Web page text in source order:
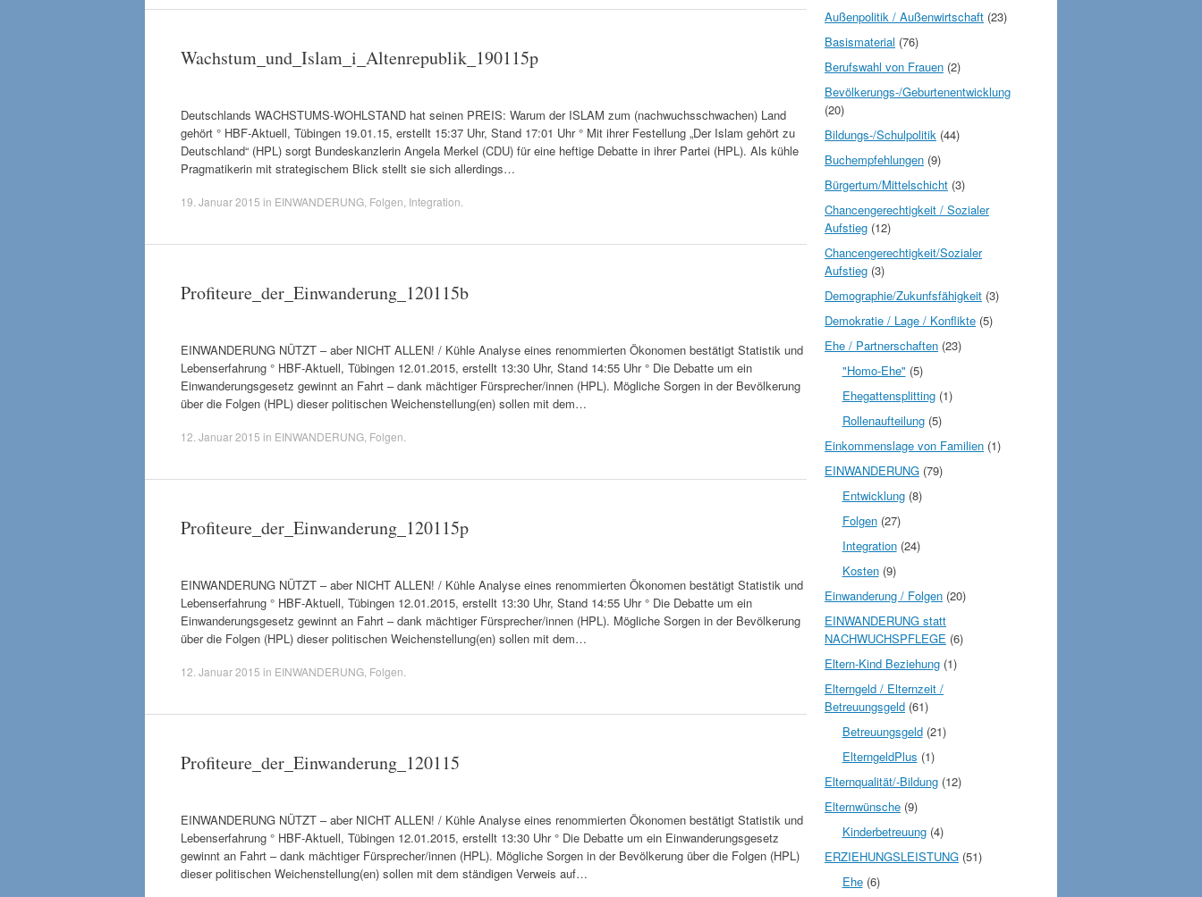
Wachstum_und_Islam_i_Altenrepublik_190115p
Deutschlands WACHSTUMS-WOHLSTAND hat seinen PREIS: Warum der ISLAM zum (nachwuchsschwachen) Land
gehört ° HBF-Aktuell, Tübingen 19.01.15, erstellt 15:37 Uhr, Stand 17:01 Uhr ° Mit ihrer Festellung „Der Islam gehört zu
Deutschland“ (HPL) sorgt Bundeskanzlerin Angela Merkel (CDU) für eine heftige Debatte in ihrer Partei (HPL). Als kühle
Pragmatikerin mit strategischem Blick stellt sie sich allerdings…
19. Januar 2015 in EINWANDERUNG Folgen Integration
Profiteure_der_Einwanderung_120115b
EINWANDERUNG NÜTZT – aber NICHT ALLEN! / Kühle Analyse eines renommierten Ökonomen bestätigt Statistik und
Lebenserfahrung ° HBF-Aktuell, Tübingen 12.01.2015, erstellt 13:30 Uhr, Stand 14:55 Uhr ° Die Debatte um ein
Einwanderungsgesetz gewinnt an Fahrt – dank mächtiger Fürsprecher/innen (HPL). Mögliche Sorgen in der Bevölkerung
über die Folgen (HPL) dieser politischen Weichenstellung(en) sollen mit dem…
12. Januar 2015 in EINWANDERUNG Folgen
Profiteure_der_Einwanderung_120115p
EINWANDERUNG NÜTZT – aber NICHT ALLEN! / Kühle Analyse eines renommierten Ökonomen bestätigt Statistik und
Lebenserfahrung ° HBF-Aktuell, Tübingen 12.01.2015, erstellt 13:30 Uhr, Stand 14:55 Uhr ° Die Debatte um ein
Einwanderungsgesetz gewinnt an Fahrt – dank mächtiger Fürsprecher/innen (HPL). Mögliche Sorgen in der Bevölkerung
über die Folgen (HPL) dieser politischen Weichenstellung(en) sollen mit dem…
12. Januar 2015 in EINWANDERUNG Folgen
Profiteure_der_Einwanderung_120115
EINWANDERUNG NÜTZT – aber NICHT ALLEN! / Kühle Analyse eines renommierten Ökonomen bestätigt Statistik und
Lebenserfahrung ° HBF-Aktuell, Tübingen 12.01.2015, erstellt 13:30 Uhr ° Die Debatte um ein Einwanderungsgesetz
gewinnt an Fahrt – dank mächtiger Fürsprecher/innen (HPL). Mögliche Sorgen in der Bevölkerung über die Folgen (HPL)
dieser politischen Weichenstellung(en) sollen mit dem ständigen Verweis auf…
Außenpolitik / Außenwirtschaft (23)
Basismaterial (76)
Berufswahl von Frauen (2)
Bevölkerungs-/Geburtenentwicklung
(20)
Bildungs-/Schulpolitik (44)
Buchempfehlungen (9)
Bürgertum/Mittelschicht (3)
Chancengerechtigkeit / Sozialer
Aufstieg (12)
Chancengerechtigkeit/Sozialer
Aufstieg (3)
Demographie/Zukunfsfähigkeit (3)
Demokratie / Lage / Konflikte (5)
Ehe / Partnerschaften (23)
"Homo-Ehe" (5)
Ehegattensplitting(1)
Rollenaufteilung(5)
Einkommenslage von Familien (1)
EINWANDERUNG (79)
Entwicklung(8)
Folgen(27)
Integration(24)
Kosten(9)
Einwanderung / Folgen (20)
EINWANDERUNG statt
NACHWUCHSPFLEGE (6)
Eltern-Kind Beziehung (1)
Elterngeld / Elternzeit /
Betreuungsgeld (61)
Betreuungsgeld(21)
ElterngeldPlus (1)
Elternqualität/-Bildung (12)
Elternwünsche (9)
Kinderbetreuung(4)
ERZIEHUNGSLEISTUNG (51)
Ehe(6)